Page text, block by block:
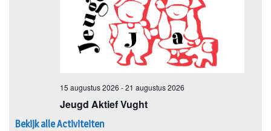
Bekijk alle Activiteiten